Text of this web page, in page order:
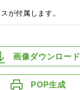
が付属します。
画像ダウンロード
POP生成